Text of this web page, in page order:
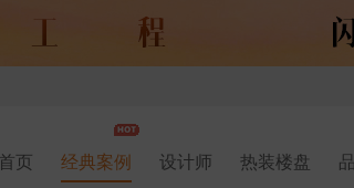
页 经典案例 设计师 热装楼盘